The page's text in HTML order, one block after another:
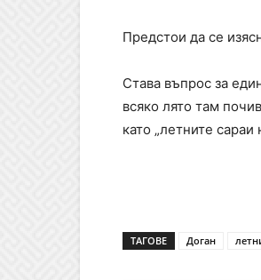
Предстои да се
Става въпрос за
всяко лято там
като „летните сараи
ТАГОВЕ Доган